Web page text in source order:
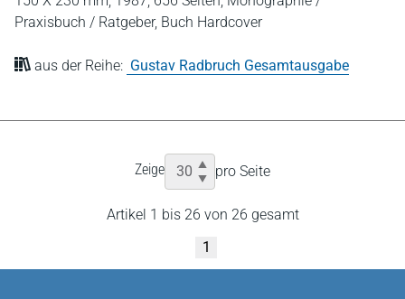
Praxisbuch / Ratgeber, Buch Hardcover
aus der Reihe: Gustav Radbruch Gesamtausgabe
Zeige pro Seite
Artikel 1 bis 26 von 26 gesamt
1